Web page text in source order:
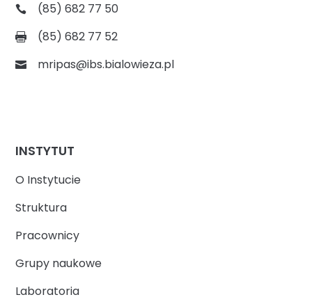
(85) 682 77 50
(85) 682 77 52
mripas@ibs.bialowieza.pl
INSTYTUT
O Instytucie
Struktura
Pracownicy
Grupy naukowe
Laboratoria